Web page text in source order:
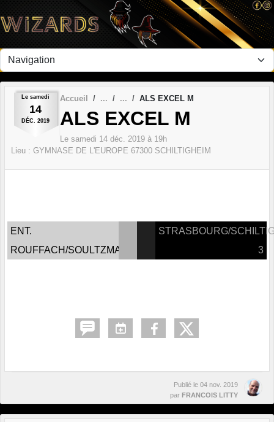
Le samedi
14
DÉC. 2019
Accueil ALS EXCEL M
ALS EXCEL M
Le samedi 14 déc. 2019 à 19h
Lieu : GYMNASE DE L'EUROPE 67300 SCHILTIGHEIM
ENT.
ROUFFACH/SOULTZMATT
STRASBOURG/
3
Publié le 04 nov. 2019
par FRANCOIS LITTY
Panneau de gestion des cookies